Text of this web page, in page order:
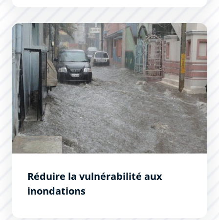
Réduire la vulnérabilité aux inondations
Réduire la vulnérabilité aux
inondations